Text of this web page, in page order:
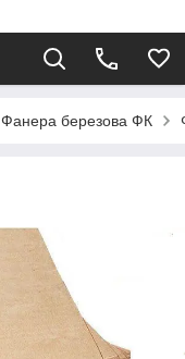
Фанера березова ФК